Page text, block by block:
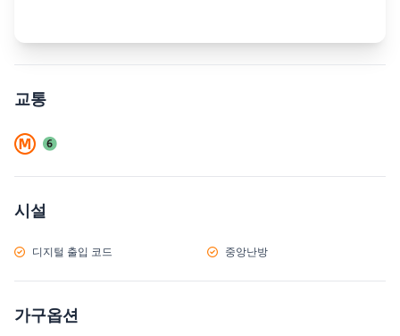
교통
시설
디지털 출입 코드 중앙난방
가구옵션